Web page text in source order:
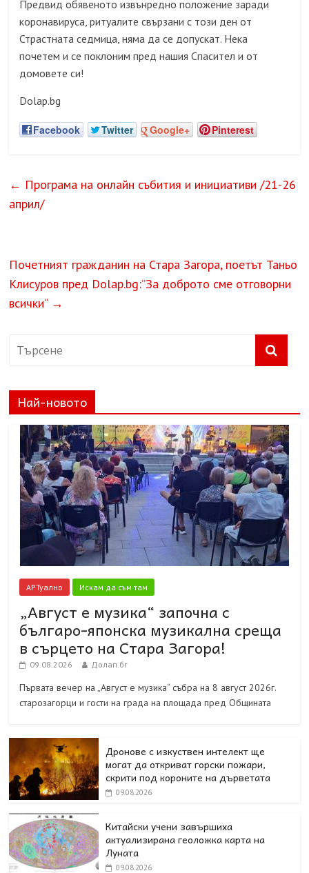
Предвид обявеното извънредно положение заради
коронавируса, ритуалите свързани с този ден от
Страстната седмица, няма да се допускат. Нека
почетем и се поклоним пред нашия Спасител и от
домовете си!
Dolap.bg
Facebook Twitter Google+ Pinterest
← Програма на онлайн събития и инициативи /21-26
април/
Почетният гражданин на Стара Загора, поетът Таньо
Клисуров пред Dolap.bg:”За доброто сме отговорни
всички“ →
Най-новото
АРТуално Искам да съм там
„Август е музика“ започна с
българо-японска музикална среща
в сърцето на Стара Загора!
09.08.2026 Долап.бг
Първата вечер на „Август е музика“ събра на 8 август 2026г.
старозагорци и гости на града на площада пред Общината
Дронове с изкуствен интелект ще
могат да откриват горски пожари,
скрити под короните на дърветата
09.08.2026
Китайски учени завършиха
актуализирана геоложка карта на
Луната
09.08.2026